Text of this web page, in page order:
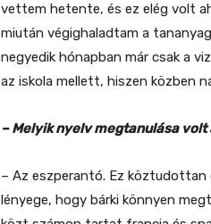
vettem hetente, és ez elég volt
miután végighaladtam a
negyedik hónapban már csak a
az iskola mellett, hiszen közben
– Melyik nyelv megtanulása volt
– Az eszperantó. Ez köztudottan
lényege, hogy bárki könnyen